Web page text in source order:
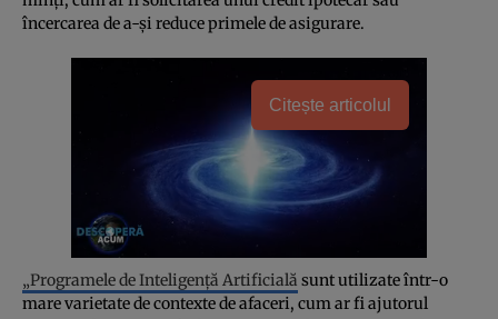
încercarea de a-și reduce primele de asigurare.
Citește articolul
„Programele de Inteligență Artificială sunt utilizate într-o
mare varietate de contexte de afaceri, cum ar fi ajutorul